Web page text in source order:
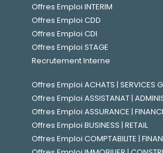
Offres Emploi INTERIM
Offres Emploi CDD
Offres Emploi CDI
Offres Emploi STAGE
Recrutement Interne
Offres Emploi ACHATS | SERVICES
Offres Emploi ASSISTANAT |
Offres Emploi ASSURANCE |
Offres Emploi BUSINESS | RETAIL
Offres Emploi COMPTABILITE |